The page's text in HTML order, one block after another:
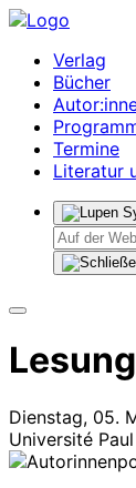
Verlag
Bücher
Termine
Literatur
Dienstag, 05.
Université